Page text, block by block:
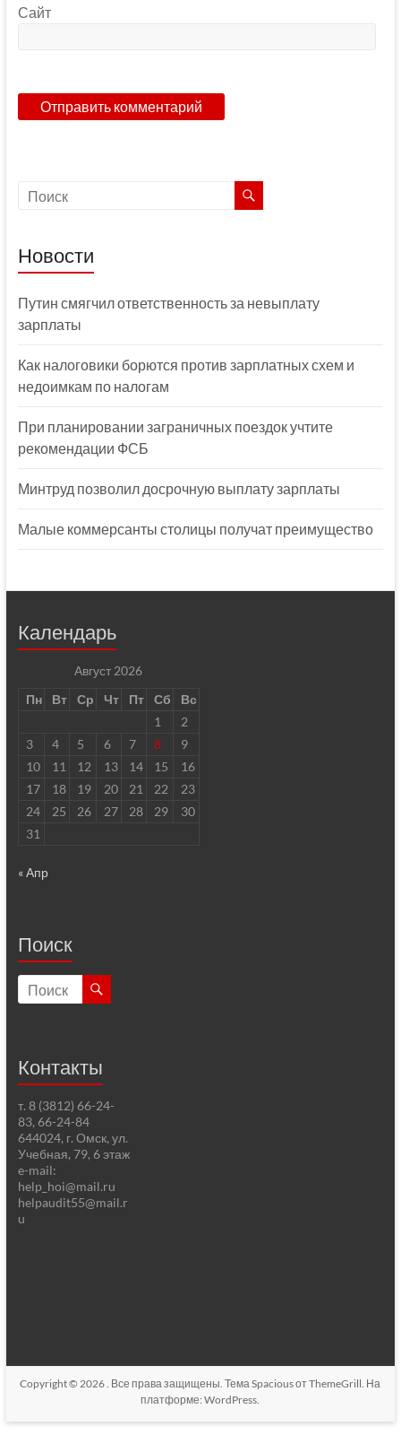
Сайт
Новости
Путин смягчил ответственность за невыплату
зарплаты
Как налоговики борются против зарплатных схем и
недоимкам по налогам
При планировании заграничных поездок учтите
рекомендации ФСБ
Минтруд позволил досрочную выплату зарплаты
Малые коммерсанты столицы получат преимущество
Календарь
Август 2026
Пн
Вт Ср Чт Пт Сб
Вс
1
2
3
4 5 6 7 8
9
10
11 12 13 14 15
16
17
18 19 20 21 22
23
24
25 26 27 28 29
30
31
« Апр
Поиск
Контакты
т. 8 (3812) 66-24-
83, 66-24-84
644024, г. Омск, ул.
Учебная, 79, 6 этаж
e-mail:
help_hoi@mail.ru
helpaudit55@mail.r
u
Copyright © 2026. Все права защищены. ТемаSpaciousот ThemeGrill. На
платформе:WordPress.